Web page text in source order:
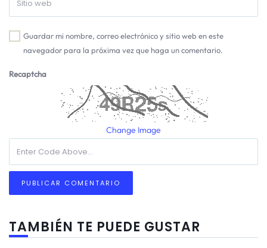
Guardar mi nombre, correo electrónico y sitio web en este
navegador para la próxima vez que haga un comentario.
Recaptcha
Change Image
TAMBIÉN TE PUEDE GUSTAR